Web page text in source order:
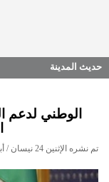
حديث المدينة
الوطني لدعم
تم نشره الإثنين 24 نيسان / أبريل 2023 06:01 مساءً